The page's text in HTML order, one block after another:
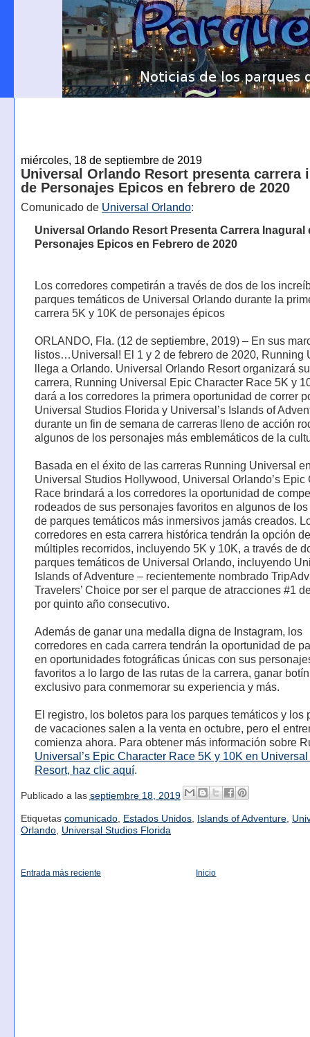
miércoles, 18 de septiembre de 2019
Universal Orlando Resort presenta carrera
de Personajes Epicos en febrero de 2020
Comunicado de Universal Orlando:
Universal Orlando Resort Presenta Carrera Inagural
Personajes Epicos en Febrero de 2020
Los corredores competirán a través de dos de los
parques temáticos de Universal Orlando durante la
carrera 5K y 10K de personajes épicos
ORLANDO, Fla. (12 de septiembre, 2019) – En sus
listos…Universal! El 1 y 2 de febrero de 2020, Running
llega a Orlando. Universal Orlando Resort organizará
carrera, Running Universal Epic Character Race 5K y
dará a los corredores la primera oportunidad de correr
Universal Studios Florida y Universal’s Islands of
durante un fin de semana de carreras lleno de acción
algunos de los personajes más emblemáticos de la
Basada en el éxito de las carreras Running Universal
Universal Studios Hollywood, Universal Orlando’s Epic
Race brindará a los corredores la oportunidad de
rodeados de sus personajes favoritos en algunos de
de parques temáticos más inmersivos jamás creados.
corredores en esta carrera histórica tendrán la opción
múltiples recorridos, incluyendo 5K y 10K, a través de
parques temáticos de Universal Orlando, incluyendo
Islands of Adventure – recientemente nombrado
Travelers’ Choice por ser el parque de atracciones #1
por quinto año consecutivo.
Además de ganar una medalla digna de Instagram, los
corredores en cada carrera tendrán la oportunidad de
en oportunidades fotográficas únicas con sus
favoritos a lo largo de las rutas de la carrera, ganar botín
exclusivo para conmemorar su experiencia y más.
El registro, los boletos para los parques temáticos y los
de vacaciones salen a la venta en octubre, pero el
comienza ahora. Para obtener más información sobre
Universal’s Epic Character Race 5K y 10K en
Resort, haz clic aquí.
Publicado a las septiembre 18, 2019
Etiquetas comunicado, Estados Unidos, Islands of Adventure,
Orlando, Universal Studios Florida
Entrada más reciente Inicio